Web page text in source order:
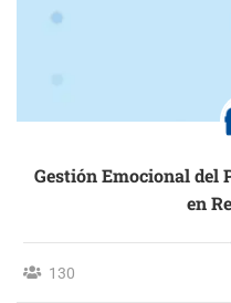
Gestión Emocional del
en
130